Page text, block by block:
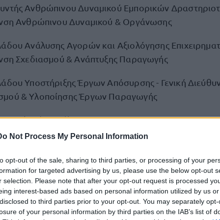
Not Process My Personal Information
opt-out of the sale, sharing to third parties, or processing of your
for targeted advertising by us, please use the below opt-out
selection. Please note that after your opt-out request is processed
interest-based ads based on personal information utilized by us
to third parties prior to your opt-out. You may separately
of your personal information by third parties on the IAB’s list of
Ανθρώπινου Δυναμικού Εμπορικών
Ανθρώπινου Δυναμικού & Οργάνωσης
Ανάλυσης Αγορών και Αξιολόγησης
Σχεδιασμού & Ανάπτυξης Παραγωγής
Υποστήριξης Έργων Απόσυρσης - Γενική
& Υλοποίησης Έργων Παραγωγής
(Αττική)
Architect (Αττική)
Παρακολούθησης Αποτελεσμάτων Επιθεωρήσεων
Εργασία (ΥΑΕ) (Αττική)
Υγείας και Ασφάλειας στην Εργασία (Αττική)